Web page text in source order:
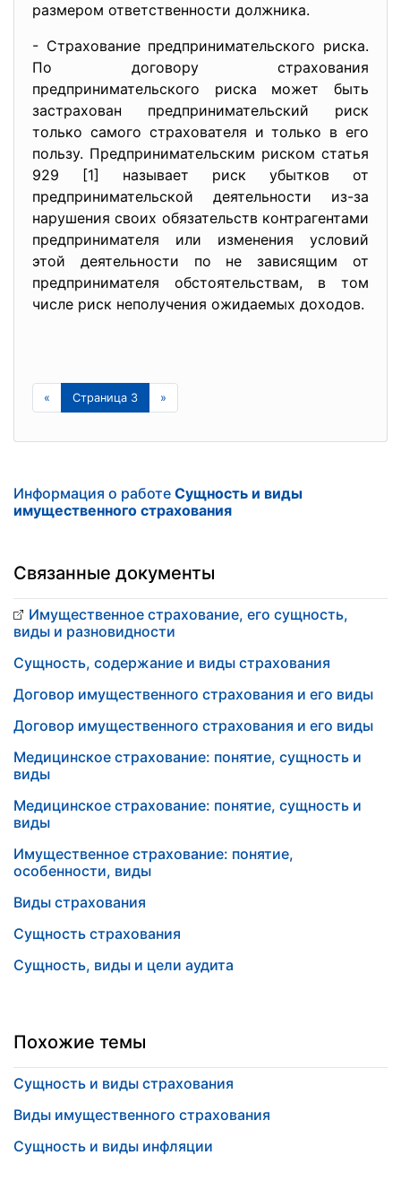
размером ответственности должника.
- Страхование предпринимательского риска.
По договору страхования
предпринимательского риска может быть
застрахован предпринимательский риск
только самого страхователя и только в его
пользу. Предпринимательским риском статья
929 [1] называет риск убытков от
предпринимательской деятельности из-за
нарушения своих обязательств контрагентами
предпринимателя или изменения условий
этой деятельности по не зависящим от
предпринимателя обстоятельствам, в том
числе риск неполучения ожидаемых доходов.
« Страница 3 »
Информация о работе Сущность и виды
имущественного страхования
Связанные документы
Имущественное страхование, его сущность,
виды и разновидности
Сущность, содержание и виды страхования
Договор имущественного страхования и его виды
Договор имущественного страхования и его виды
Медицинское страхование: понятие, сущность и
виды
Медицинское страхование: понятие, сущность и
виды
Имущественное страхование: понятие,
особенности, виды
Виды страхования
Сущность страхования
Сущность, виды и цели аудита
Похожие темы
Сущность и виды страхования
Виды имущественного страхования
Сущность и виды инфляции